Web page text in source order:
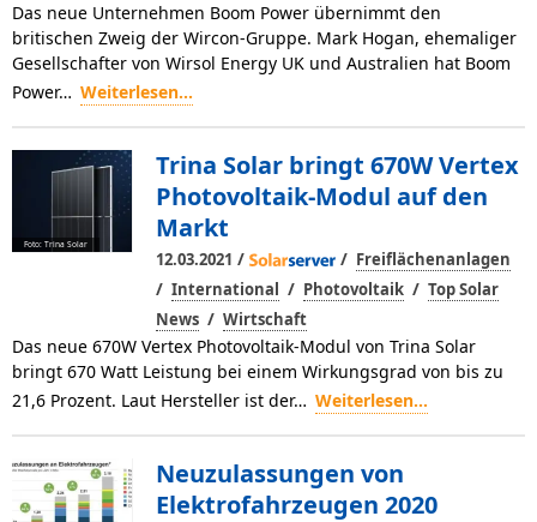
Das neue Unternehmen Boom Power übernimmt den
britischen Zweig der Wircon-Gruppe. Mark Hogan, ehemaliger
Gesellschafter von Wirsol Energy UK und Australien hat Boom
Power… Weiterlesen...
Foto: Trina Solar
Trina Solar bringt 670W Vertex
Photovoltaik-Modul auf den
Markt
12.03.2021 / / Freiflächenanlagen
/ International / Photovoltaik / Top Solar
News / Wirtschaft
Das neue 670W Vertex Photovoltaik-Modul von Trina Solar
bringt 670 Watt Leistung bei einem Wirkungsgrad von bis zu
21,6 Prozent. Laut Hersteller ist der… Weiterlesen...
Neuzulassungen von
Elektrofahrzeugen 2020